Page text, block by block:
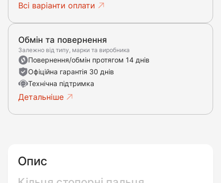
Всі варіанти оплати
Обмін та повернення
Залежно від типу, марки та виробника
Повернення/обмін протягом 14 днів
Офіційна гарантія 30 днів
Технічна підтримка
Детальніше
Опис